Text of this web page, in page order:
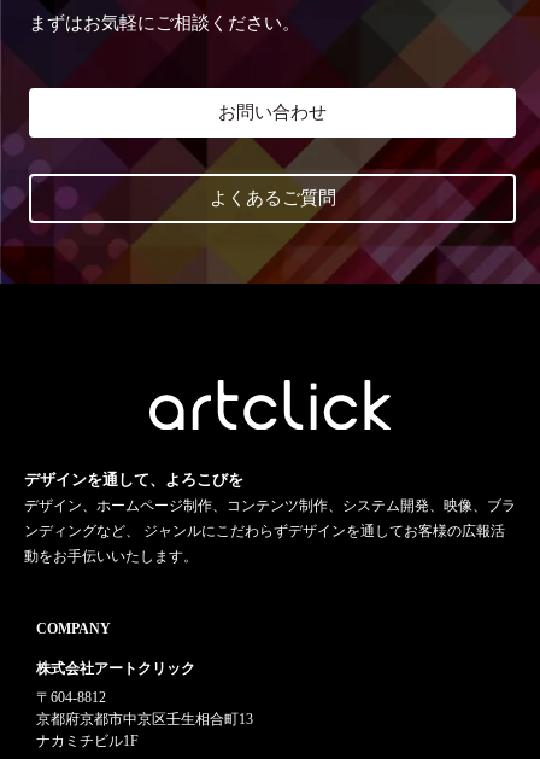
まずはお気軽にご相談ください。
お問い合わせ
よくあるご質問
デザインを通して、よろこびを
デザイン、ホームページ制作、コンテンツ制作、システム開発、映像、ブラ
ンディングなど、 ジャンルにこだわらずデザインを通してお客様の広報活
動をお手伝いいたします。
COMPANY
株式会社アートクリック
〒604-8812
京都府京都市中京区壬生相合町13
ナカミチビル1F